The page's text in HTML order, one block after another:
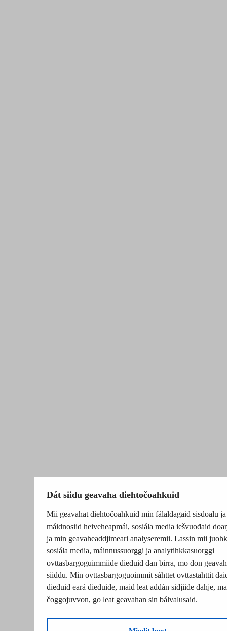
Dát siidu geavaha diehtočoahkuid
Mii geavahat diehtočoahkuid min fálaldagaid sisdoalu ja
máidnosiid heiveheapmái, sosiála media iešvuođaid
ja min geavaheaddjimeari analyseremii. Lassin mii
sosiála media, máinnussuorggi ja analytihkkasuorggi
ovttasbargoguimmiide dieđuid dan birra, mo don
siiddu. Min ovttasbargoguoimmit sáhttet ovttastahttit
dieđuid eará dieđuide, maid leat addán sidjiide dahje,
čoggojuvvon, go leat geavahan sin bálvalusaid.